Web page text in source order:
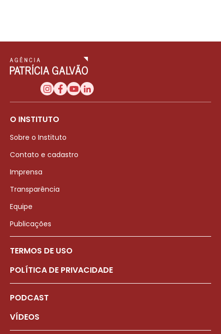
O INSTITUTO
Sobre o Instituto
Contato e cadastro
Imprensa
Transparência
Equipe
Publicações
TERMOS DE USO
POLÍTICA DE PRIVACIDADE
PODCAST
VÍDEOS